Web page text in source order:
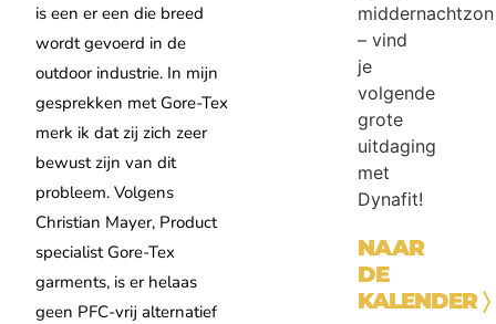
is een er een die breed
wordt gevoerd in de
outdoor industrie. In mijn
gesprekken met Gore-Tex
merk ik dat zij zich zeer
bewust zijn van dit
probleem.Volgens
Christian Mayer, Product
specialist Gore-Tex
garments, is er helaas
geen PFC-vrij alternatief
middernachtzon
– vind
je
volgende
grote
uitdaging
met
Dynafit!
NAAR
DE
KALENDER〉